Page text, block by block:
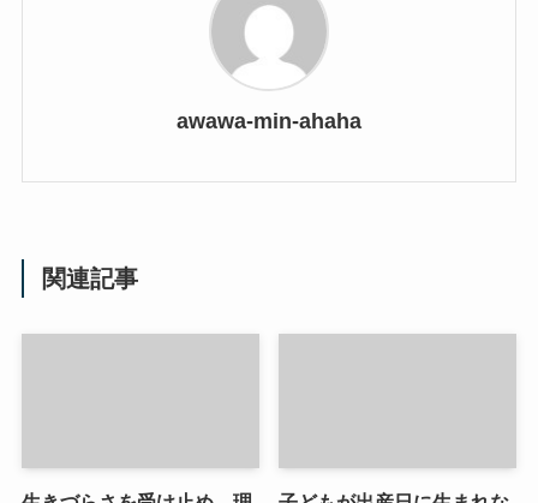
awawa-min-ahaha
関連記事